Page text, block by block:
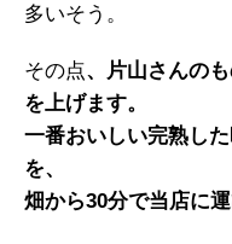
多いそう。
その点、片山さんの
を上げます。
一番おいしい完熟し
を、
畑から30分で当店に運